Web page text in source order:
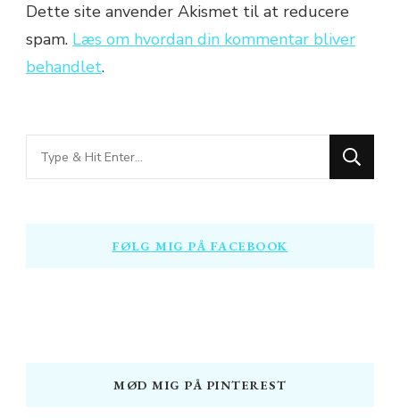
Dette site anvender Akismet til at reducere
spam. Læs om hvordan din kommentar bliver
behandlet.
Looking
for
FØLG MIG PÅ FACEBOOK
MØD MIG PÅ PINTEREST